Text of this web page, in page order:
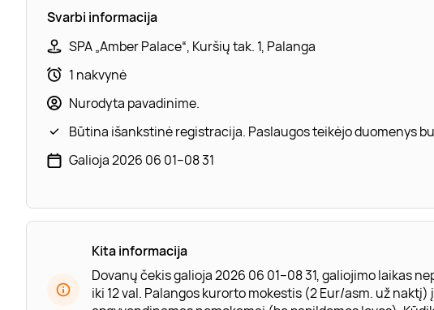
Svarbi informacija
SPA „Amber Palace“, Kuršių tak. 1, Palanga
1 nakvynė
Nurodyta pavadinime.
Būtina išankstinė registracija. Paslaugos teikėjo duomenys
Galioja 2026 06 01–08 31
Kita informacija
Dovanų čekis galioja 2026 06 01–08 31, galiojimo laikas
iki 12 val. Palangos kurorto mokestis (2 Eur/asm. už